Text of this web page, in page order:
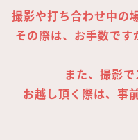
撮影や打ち合わせ中の
その際は、お手数で
また、撮影
お越し頂く際は、事